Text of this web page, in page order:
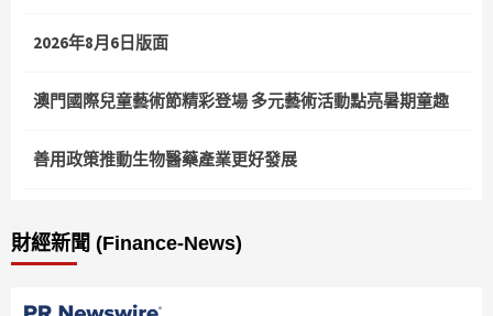
2026年8月6日版面
澳門國際兒童藝術節精彩登場 多元藝術活動點亮暑期童趣
善用政策推動生物醫藥產業更好發展
財經新聞 (Finance-News)